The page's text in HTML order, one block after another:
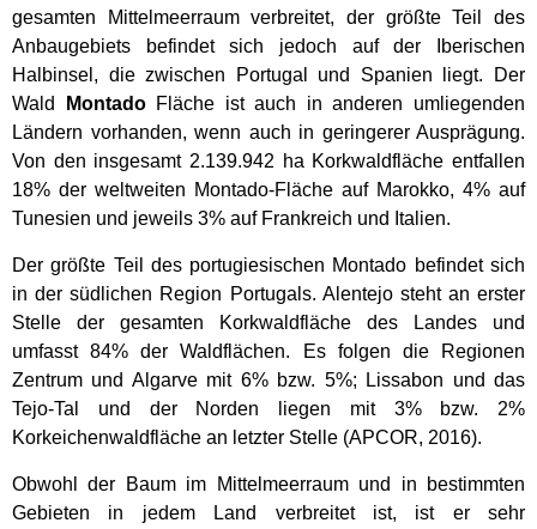
gesamten Mittelmeerraum verbreitet, der größte Teil des
Anbaugebiets befindet sich jedoch auf der Iberischen
Halbinsel, die zwischen Portugal und Spanien liegt. Der
Wald
MontadoFläche ist auch in anderen umliegenden
Ländern vorhanden, wenn auch in geringerer Ausprägung.
Von den insgesamt 2.139.942 ha Korkwaldfläche entfallen
18% der weltweiten Montado-Fläche auf Marokko, 4% auf
Tunesien und jeweils 3% auf Frankreich und Italien.
Der größte Teil des portugiesischen Montado befindet sich
in der südlichen Region Portugals. Alentejo steht an erster
Stelle der gesamten Korkwaldfläche des Landes und
umfasst 84% der Waldflächen. Es folgen die Regionen
Zentrum und Algarve mit 6% bzw. 5%; Lissabon und das
Tejo-Tal und der Norden liegen mit 3% bzw. 2%
Korkeichenwaldfläche an letzter Stelle (APCOR, 2016).
Obwohl der Baum im Mittelmeerraum und in bestimmten
Gebieten in jedem Land verbreitet ist, ist er sehr